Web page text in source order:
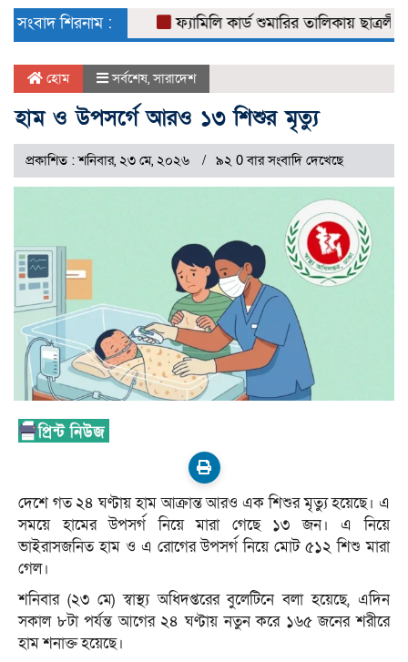
সংবাদ শিরনাম :
ফ্যামিলি কার্ড শুমারির তালিকায় ছাত্রলীগ নেতা
হোম সর্বশেষ,সারাদেশ
হাম ও উপসর্গে আরও ১৩ শিশুর মৃত্যু
প্রকাশিত : শনিবার, ২৩ মে, ২০২৬ ৯২ 0 বার সংবাদি দেখেছে
দেশে গত ২৪ ঘণ্টায় হাম আক্রান্ত আরও এক শিশুর মৃত্যু হয়েছে। এ
সময়ে হামের উপসর্গ নিয়ে মারা গেছে ১৩ জন। এ নিয়ে
ভাইরাসজনিত হাম ও এ রোগের উপসর্গ নিয়ে মোট ৫১২ শিশু মারা
গেল।
শনিবার (২৩ মে) স্বাস্থ্য অধিদপ্তরের বুলেটিনে বলা হয়েছে, এদিন
সকাল ৮টা পর্যন্ত আগের ২৪ ঘণ্টায় নতুন করে ১৬৫ জনের শরীরে
হাম শনাক্ত হয়েছে।